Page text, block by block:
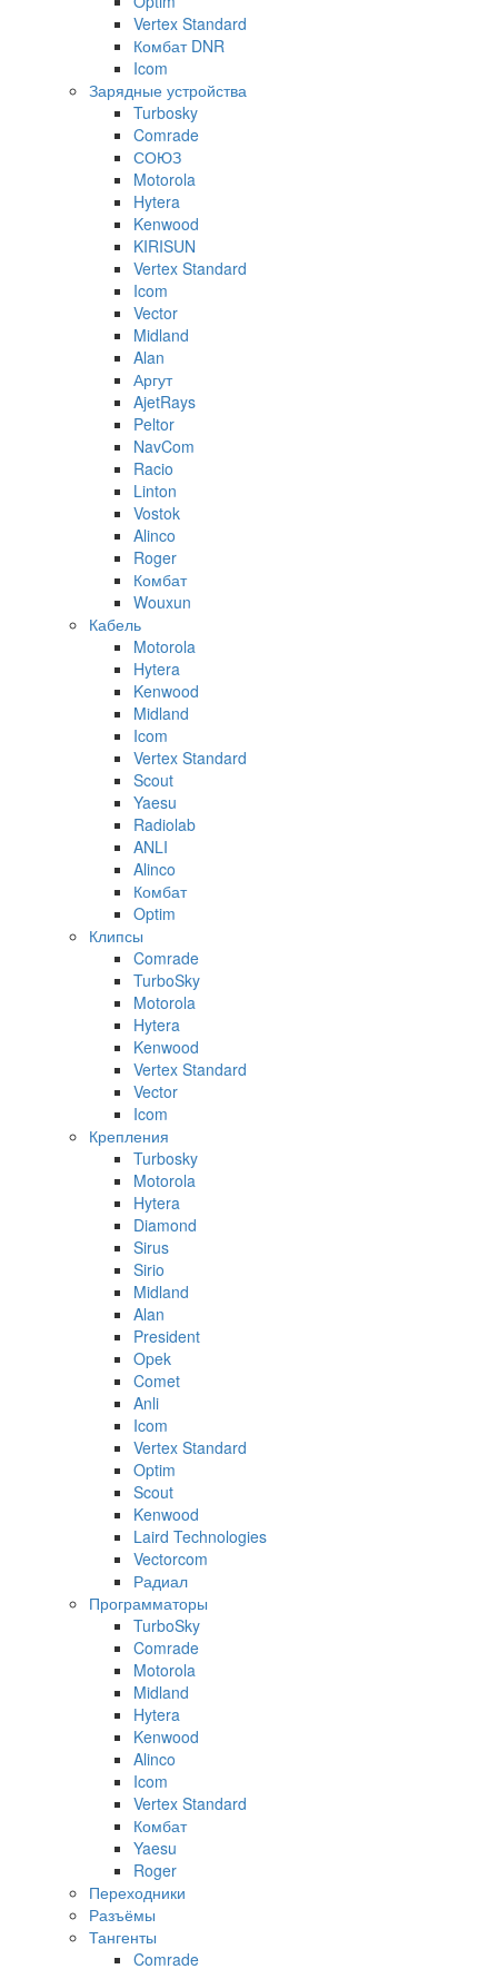
Vertex Standard
Комбат DNR
Icom
Зарядные устройства
Turbosky
Comrade
СОЮЗ
Motorola
Hytera
Kenwood
KIRISUN
Vertex Standard
Icom
Vector
Midland
Alan
Аргут
AjetRays
Peltor
NavCom
Racio
Linton
Vostok
Alinco
Roger
Комбат
Wouxun
Кабель
Motorola
Hytera
Kenwood
Midland
Icom
Vertex Standard
Scout
Yaesu
Radiolab
ANLI
Alinco
Комбат
Optim
Клипсы
Comrade
TurboSky
Motorola
Hytera
Kenwood
Vertex Standard
Vector
Icom
Крепления
Turbosky
Motorola
Hytera
Diamond
Sirus
Sirio
Midland
Alan
President
Opek
Comet
Anli
Icom
Vertex Standard
Optim
Scout
Kenwood
Laird Technologies
Vectorcom
Радиал
Программаторы
TurboSky
Comrade
Motorola
Midland
Hytera
Kenwood
Alinco
Icom
Vertex Standard
Комбат
Yaesu
Roger
Переходники
Разъёмы
Тангенты
Comrade